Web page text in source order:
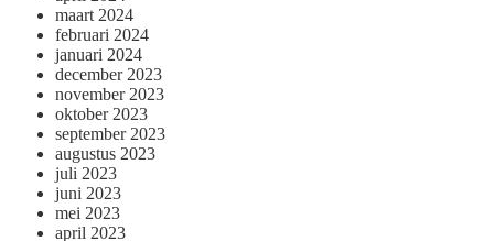
maart 2024
februari 2024
januari 2024
december 2023
november 2023
oktober 2023
september 2023
augustus 2023
juli 2023
juni 2023
mei 2023
april 2023